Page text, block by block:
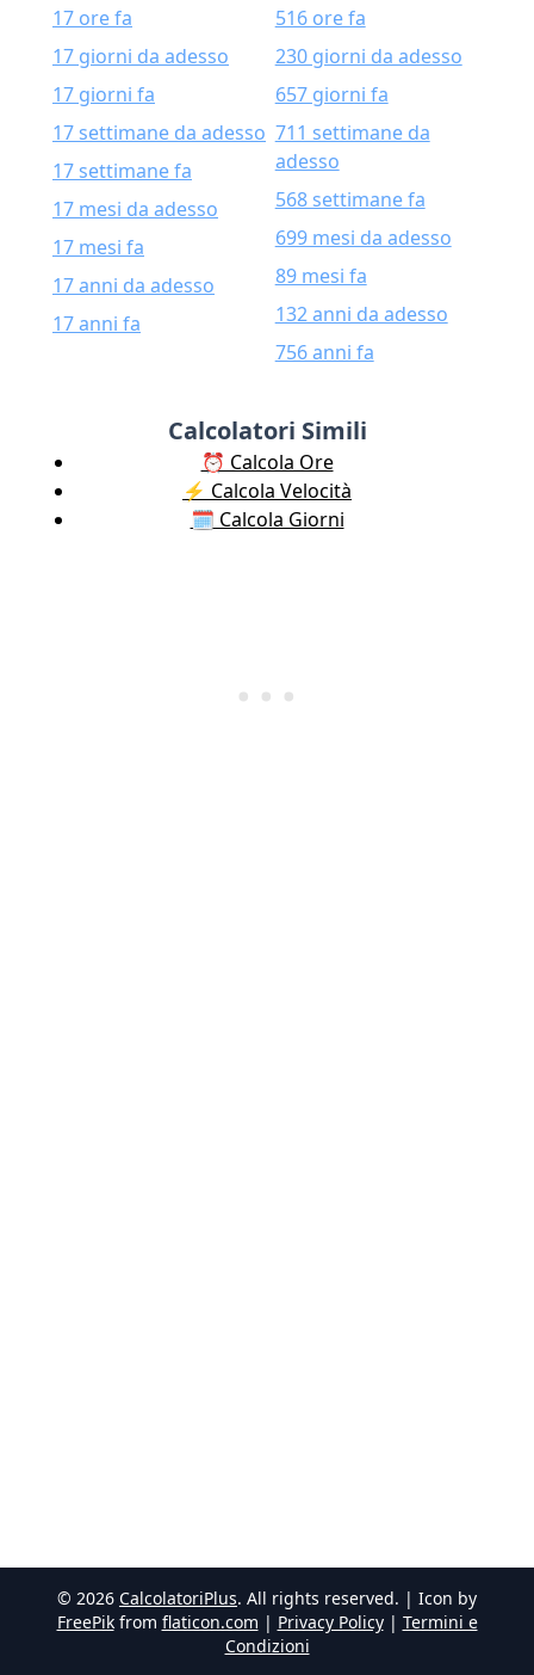
17 ore fa
17 giorni da adesso
17 giorni fa
17 settimane da adesso
17 settimane fa
17 mesi da adesso
17 mesi fa
17 anni da adesso
17 anni fa
516 ore fa
230 giorni da adesso
657 giorni fa
711 settimane da
adesso
568 settimane fa
699 mesi da adesso
89 mesi fa
132 anni da adesso
756 anni fa
Calcolatori Simili
⏰ Calcola Ore
⚡️ Calcola Velocità
🗓️ Calcola Giorni
© 2026 CalcolatoriPlus. All rights reserved. | Icon by
FreePik from flaticon.com | Privacy Policy| Termini e
Condizioni